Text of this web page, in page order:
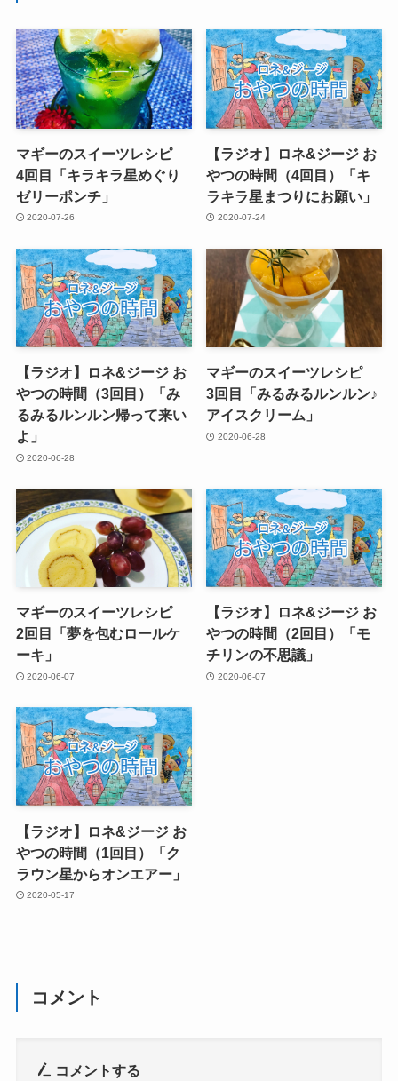
マギーのスイーツレシピ
4回目「キラキラ星めぐり
ゼリーポンチ」
2020-07-26
【ラジオ】ロネ&ジージ お
やつの時間（4回目）「キ
ラキラ星まつりにお願い」
2020-07-24
【ラジオ】ロネ&ジージ お
やつの時間（3回目）「み
るみるルンルン帰って来い
よ」
2020-06-28
マギーのスイーツレシピ
3回目「みるみるルンルン♪
アイスクリーム」
2020-06-28
マギーのスイーツレシピ
2回目「夢を包むロールケ
ーキ」
2020-06-07
【ラジオ】ロネ&ジージ お
やつの時間（2回目）「モ
チリンの不思議」
2020-06-07
【ラジオ】ロネ&ジージ お
やつの時間（1回目）「ク
ラウン星からオンエアー」
2020-05-17
コメント
コメントする